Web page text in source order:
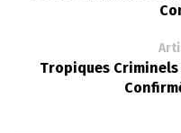
Tropiques